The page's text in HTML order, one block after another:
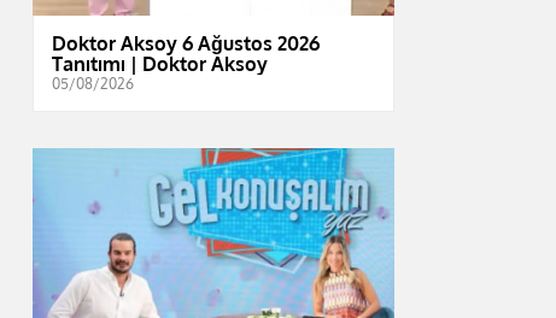
Doktor Aksoy 6 Ağustos 2026
Tanıtımı | Doktor Aksoy
05/08/2026